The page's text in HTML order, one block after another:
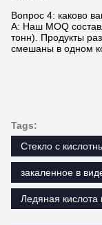
Вопрос 4: каково
A: Наш MOQ
тонн). Продукты
смешаны в одном
Tags:
Стекло с
закаленное в
Ледяная кислота